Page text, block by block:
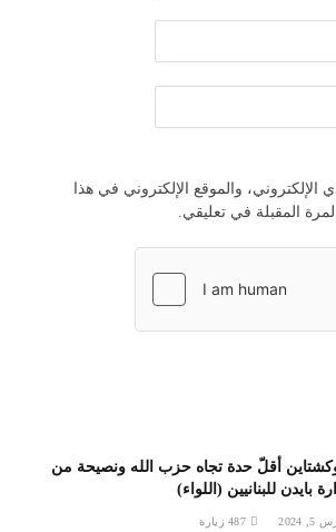
والموقع الإلكتروني في هذا
المقبلة في تعليقي.
أقلّ حدة تجاه حزب الله ونصيحة من
بايدن للبنانيين (اللواء)
2024
487 زيارة